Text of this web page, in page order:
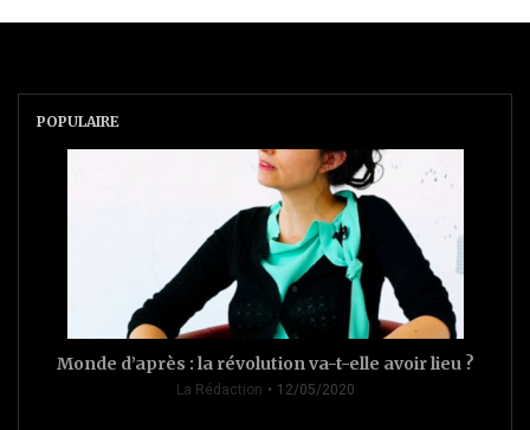
POPULAIRE
Monde d’après : la révolution va-t-elle avoir lieu ?
La Rédaction 12/05/2020